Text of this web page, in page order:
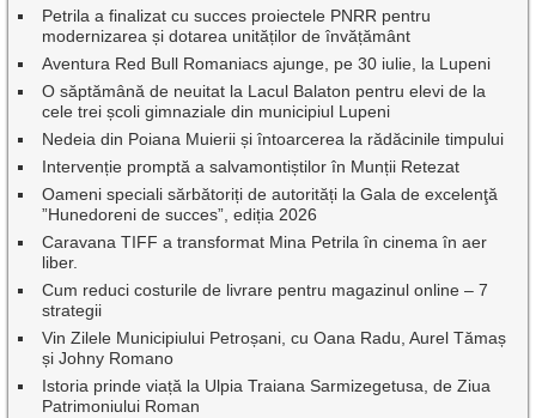
Petrila a finalizat cu succes proiectele PNRR pentru
modernizarea și dotarea unităților de învățământ
Aventura Red Bull Romaniacs ajunge, pe 30 iulie, la Lupeni
O săptămână de neuitat la Lacul Balaton pentru elevi de la
cele trei școli gimnaziale din municipiul Lupeni
Nedeia din Poiana Muierii și întoarcerea la rădăcinile timpului
Intervenție promptă a salvamontiștilor în Munții Retezat
Oameni speciali sărbătoriți de autorități la Gala de excelenţă
”Hunedoreni de succes”, ediția 2026
Caravana TIFF a transformat Mina Petrila în cinema în aer
liber.
Cum reduci costurile de livrare pentru magazinul online – 7
strategii
Vin Zilele Municipiului Petroșani, cu Oana Radu, Aurel Tămaș
și Johny Romano
Istoria prinde viață la Ulpia Traiana Sarmizegetusa, de Ziua
Patrimoniului Roman